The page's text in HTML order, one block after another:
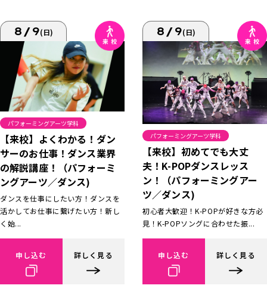
8/9(日)
パフォーミングアーツ学科
【来校】よくわかる！ダン
サーのお仕事！ダンス業界
の解説講座！（パフォーミ
ングアーツ／ダンス)
ダンスを仕事にしたい方！ダンスを
活かしてお仕事に繋げたい方！新し
く始...
申し込む 詳しく見る
8/9(日)
パフォーミングアーツ学科
【来校】初めてでも大丈
夫！K-POPダンスレッス
ン！（パフォーミングアー
ツ／ダンス)
初心者大歓迎！K-POPが好きな方必
見！K-POPソングに合わせた振...
申し込む 詳しく見る